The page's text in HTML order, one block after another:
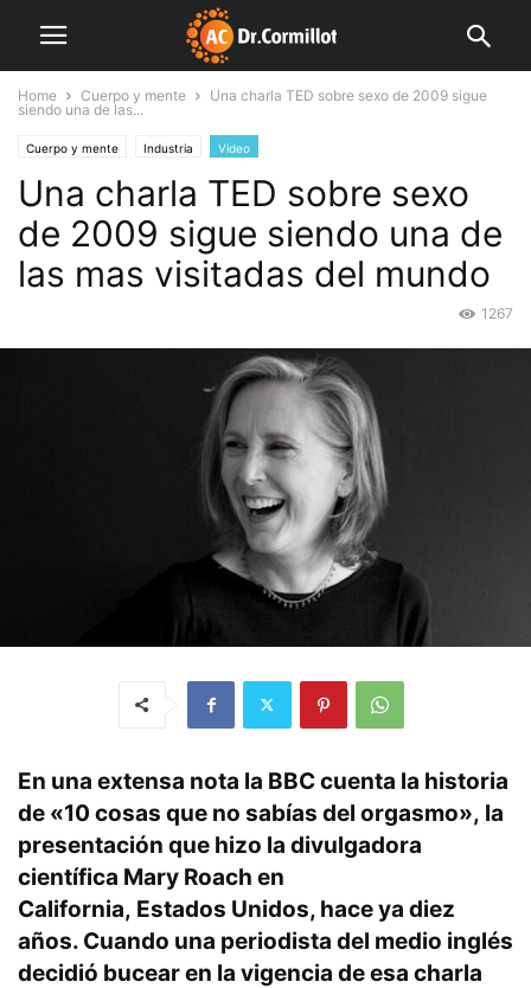
Home Cuerpo y mente
Una charla TED sobre sexo de 2009 sigue
siendo una de las...
Cuerpo y mente Industria Video
Una charla TED sobre sexo
de 2009 sigue siendo una de
las mas visitadas del mundo
1267
En una extensa nota la BBC cuenta la historia
de «10 cosas que no sabías del orgasmo», la
presentación que hizo la divulgadora
científica Mary Roach en
California, Estados Unidos, hace ya diez
años. Cuando una periodista del medio inglés
decidió bucear en la vigencia de esa charla